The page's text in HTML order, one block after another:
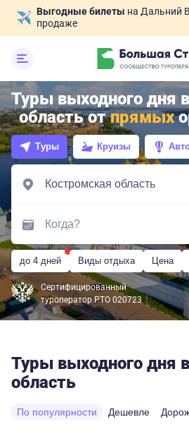
Выгодные билеты на Дальний
продаже
Туры выходного дня
область отпрямых
Туры Круизы
до 4 дней Виды отдыха Цена
Сертифицированный
туроператор РТО 020723
Туры выходного дня
область
По популярности Дешевле